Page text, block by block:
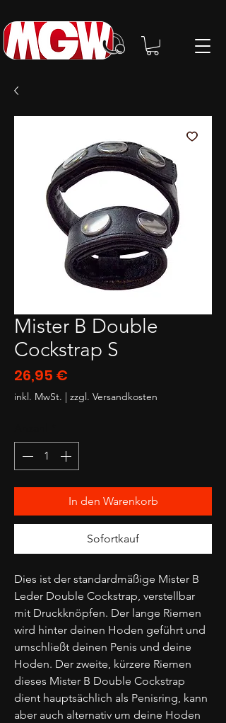
Mister B Double
Cockstrap S
26,95 €
inkl. MwSt. | zzgl. Versandkosten
In den Warenkorb
Sofortkauf
Dies ist der standardmäßige Mister B
Leder Double Cockstrap, verstellbar
mit Druckknöpfen. Der lange Riemen
wird hinter deinen Hoden geführt und
umschließt deinen Penis und deine
Hoden. Der zweite, kürzere Riemen
dieses Mister B Double Cockstrap
dient hauptsächlich als Penisring, kann
aber auch alternativ um deine Hoden